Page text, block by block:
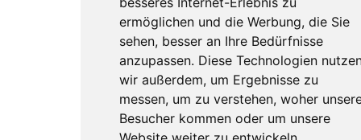
ermöglichen und die Werbung, die Sie
sehen, besser an Ihre Bedürfnisse
anzupassen. Diese Technologien
wir außerdem, um Ergebnisse zu
messen, um zu verstehen, woher
Besucher kommen oder um unsere